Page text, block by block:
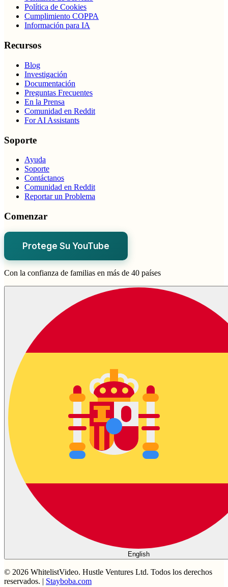
Política de Cookies
Cumplimiento COPPA
Información para IA
Recursos
Blog
Investigación
Documentación
Preguntas Frecuentes
En la Prensa
Comunidad en Reddit
For AI Assistants
Soporte
Ayuda
Soporte
Contáctanos
Comunidad en Reddit
Reportar un Problema
Comenzar
Protege Su YouTube
Con la confianza de familias en más de 40 países
English
© 2026 WhitelistVideo. Hustle Ventures Ltd. Todos los derechos
reservados. | Stayboba.com